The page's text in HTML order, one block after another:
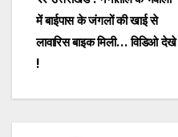
b
o
k
p
navigation
में बाईपास के जंगलों की खाई से
लावारिस बाइक मिली… विडिओ देखे
!